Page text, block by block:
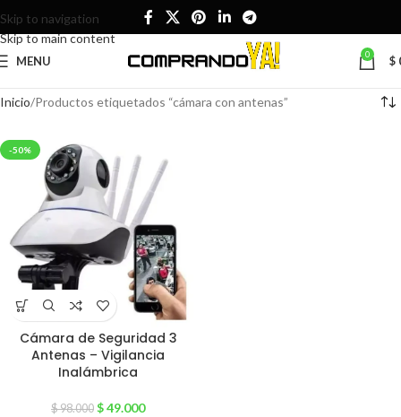
Skip to navigation
Skip to main content
MENU 0 $
Inicio Productos etiquetados “cámara con antenas”
-50%
Cámara de Seguridad 3
Antenas – Vigilancia
Inalámbrica
$98.000 $49.000